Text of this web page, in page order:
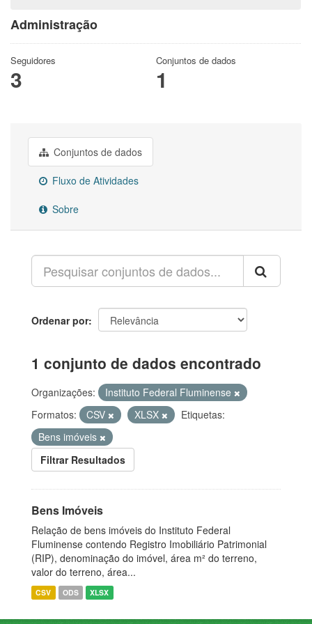
Administração
Seguidores
3
Conjuntos de dados
1
Conjuntos de dados
Fluxo de Atividades
Sobre
Ordenar por
1 conjunto de dados encontrado
Organizações:
Instituto Federal Fluminense
Formatos:
CSV XLSX
Etiquetas:
Bens imóveis
Filtrar Resultados
Bens Imóveis
Relação de bens imóveis do Instituto Federal
Fluminense contendo Registro Imobiliário Patrimonial
(RIP), denominação do imóvel, área m² do terreno,
valor do terreno, área...
CSV ODS XLSX